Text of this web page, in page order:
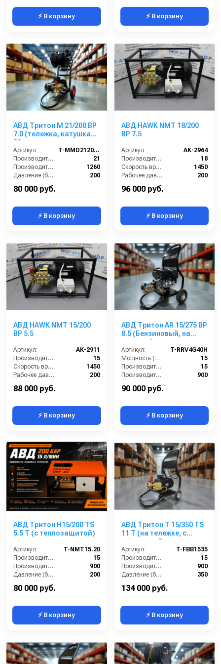
⚡ В корзину ⚡ В корзину
АВД Тритон М 21/200 ВР
7.0 (тележка, катушка
20 м)
Артикул:
T-MMD21200R
Производительность (л/мин):
21
Производительность (л/ч):
1260
Давление (бар):
200
Напряжение (В):
80 000 руб.
⚡ В корзину
АВД HAWK NMT 18/200
BP 7.5
Артикул:
AK-2964
Производительность (л/мин):
18
Скорость вращения (об/мин):
1450
Рабочее давление (бар):
200
Мощность (кВт):
96 000 руб.
⚡ В корзину
АВД HAWK NMT 15/200
BP 5.5
Артикул:
AK-2911
Производительность (л/мин):
15
Скорость вращения (об/мин):
1450
Рабочее давление (бар):
200
Мощность (кВт):
88 000 руб.
⚡ В корзину
АВД Тритон AR 15/275 ВР
8.5 (Бензиновый, на
тележке)
Артикул:
T-RRV4G40H
Мощность (л/с):
15
Производительность (л/мин):
15
Производительность (л/ч):
900
Рабочее давление (бар):
90 000 руб.
⚡ В корзину
АВД Тритон H15/200 TS
5.5 T (с теплозащитой)
Артикул:
T-NMT15.20
Производительность (л/мин):
15
Производительность (л/ч):
900
Давление (бар):
200
Напряжение (В):
80 000 руб.
⚡ В корзину
АВД Тритон T 15/350 TS
11 T (на тележке, с
электрикой и
теплозащитой)
Артикул:
T-FBB1535
Производительность (л/мин):
15
Производительность (л/ч):
900
Давление (бар):
350
134 000 руб.
⚡ В корзину